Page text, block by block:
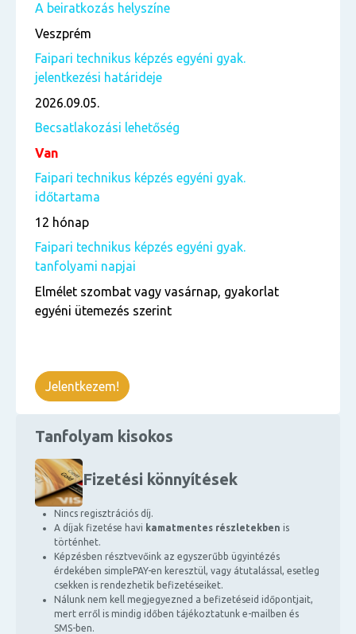
Tanfolyam kisokos
Fizetési könnyítések
Nincs regisztrációs díj.
A díjak fizetése havi kamatmentes részletekben is
történhet.
Képzésben résztvevőink az egyszerűbb ügyintézés
érdekében simplePAY-en keresztül, vagy átutalással, esetleg
csekken is rendezhetik befizetéseiket.
Nálunk nem kell megjegyezned a befizetéseid időpontjait,
mert erről is mindig időben tájékoztatunk e-mailben és
SMS-ben.
A beiratkozás helyszíne
Veszprém
Faipari technikus képzés egyéni gyak.
jelentkezési határideje
2026.09.05.
Becsatlakozási lehetőség
Van
Faipari technikus képzés egyéni gyak.
időtartama
12 hónap
Faipari technikus képzés egyéni gyak.
tanfolyami napjai
Elmélet szombat vagy vasárnap, gyakorlat
egyéni ütemezés szerint
Jelentkezem!